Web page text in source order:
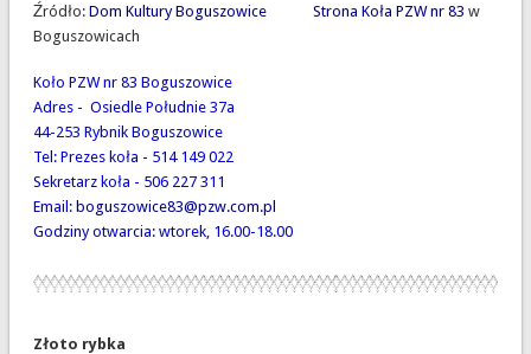
Źródło: Dom Kultury Boguszowice Strona Koła PZW nr 83 w
Boguszowicach
Koło PZW nr 83 Boguszowice
Adres - Osiedle Południe 37a
44-253 Rybnik Boguszowice
Tel: Prezes koła - 514 149 022
Sekretarz koła - 506 227 311
Email: boguszowice83@pzw.com.pl
Godziny otwarcia: wtorek, 16.00-18.00
Złoto rybka